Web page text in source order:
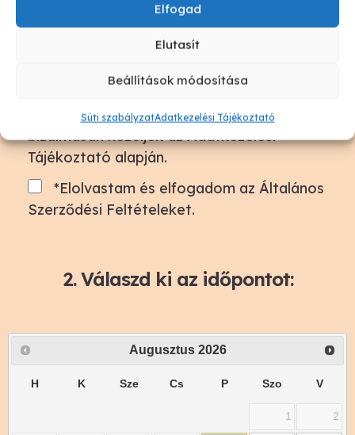
Elfogad
Elutasít
Beállítások módosítása
Süti szabályzatAdatkezelési Tájékoztató
*Hozzájárulok, hogy adataimat
bizalmasan kezeljék azAdatkezelési
Tájékoztató alapján.
*Elolvastam és elfogadom az Általános
Szerződési Feltételeket.
2. Válaszd ki az időpontot:
Augusztus 2026
H K Sze Cs P Szo V
1 2